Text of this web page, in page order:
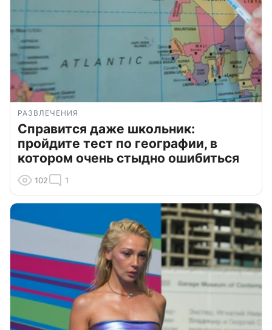
РАЗВЛЕЧЕНИЯ
Справится даже школьник:
пройдите тест по географии, в
котором очень стыдно ошибиться
102 1